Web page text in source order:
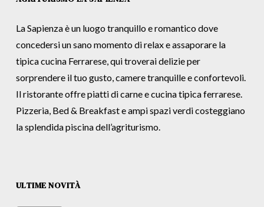
La Sapienza è un luogo tranquillo e romantico dove
concedersi un sano momento di relax e assaporare la
tipica cucina Ferrarese, qui troverai delizie per
sorprendere il tuo gusto, camere tranquille e confortevoli.
Il ristorante offre piatti di carne e cucina tipica ferrarese.
Pizzeria, Bed & Breakfast e ampi spazi verdi costeggiano
la splendida piscina dell’agriturismo.
ULTIME NOVITÀ